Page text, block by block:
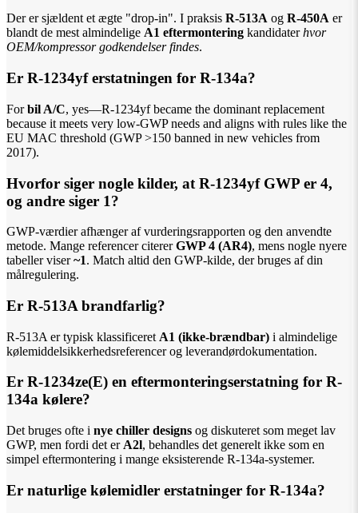
Der er sjældent et ægte "drop-in". I praksis R-513A og R-450A er
blandt de mest almindelige A1 eftermontering kandidaterhvor
OEM/kompressor godkendelser findes.
Er R-1234yf erstatningen for R-134a?
Forbil A/C, yes—R-1234yf became the dominant replacement
because it meets very low-GWP needs and aligns with rules like the
EU MAC threshold (GWP >150 banned in new vehicles from
2017).
Hvorfor siger nogle kilder, at R-1234yf GWP er 4,
og andre siger 1?
GWP-værdier afhænger af vurderingsrapporten og den anvendte
metode. Mange referencer citererGWP 4 (AR4), mens nogle nyere
tabeller viser~1. Match altid den GWP-kilde, der bruges af din
målregulering.
Er R-513A brandfarlig?
R-513A er typisk klassificeret A1 (ikke-brændbar) i almindelige
kølemiddelsikkerhedsreferencer og leverandørdokumentation.
Er R-1234ze(E) en eftermonteringserstatning for R-
134a kølere?
Det bruges ofte i nye chiller designs og diskuteret som meget lav
GWP, men fordi det er A2l, behandles det generelt ikke som en
simpel eftermontering i mange eksisterende R-134a-systemer.
Er naturlige kølemidler erstatninger for R-134a?